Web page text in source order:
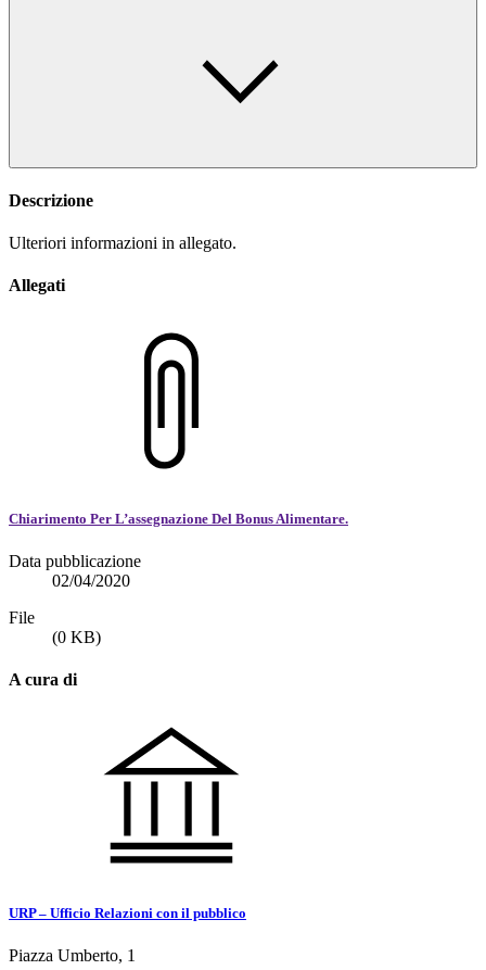
Descrizione
Ulteriori informazioni in allegato.
Allegati
Chiarimento Per L’assegnazione Del Bonus Alimentare.
Data pubblicazione
02/04/2020
File
(0 KB)
A cura di
URP – Ufficio Relazioni con il pubblico
Piazza Umberto, 1